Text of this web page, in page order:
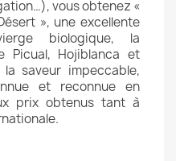
vous obtenez «
», une excellente
biologique, la
Picual, Hojiblanca et
saveur impeccable,
et reconnue en
prix obtenus tant à